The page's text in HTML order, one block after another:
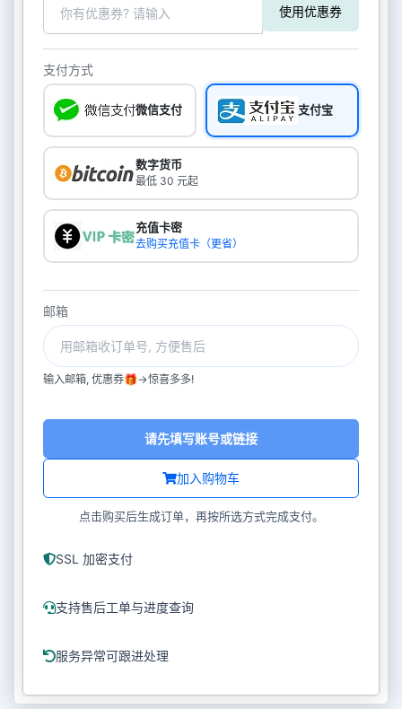
使用优惠券
支付方式
微信支付 支付宝
数字货币
最低 30 元起
充值卡密
去购买充值卡（更省）
邮箱
输入邮箱, 优惠券🎁->惊喜多多!
加入购物车
请先填写账号或链接
点击购买后生成订单，再按所选方式完成支付。
SSL 加密支付
支持售后工单与进度查询
服务异常可跟进处理